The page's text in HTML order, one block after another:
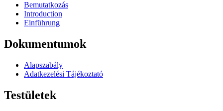
Bemutatkozás
Introduction
Einführung
Dokumentumok
Alapszabály
Adatkezelési Tájékoztató
Testületek